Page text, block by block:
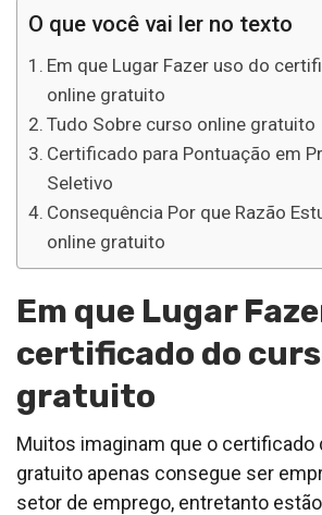
O que você vai ler no texto
Em que Lugar Fazer uso do
online gratuito
Tudo Sobre curso online gratuito
Certificado para Pontuação em
Seletivo
Consequência Por que Razão
online gratuito
Em que Lugar
certificado do
gratuito
Muitos imaginam que o certificado
gratuito apenas consegue ser
setor de emprego, entretanto